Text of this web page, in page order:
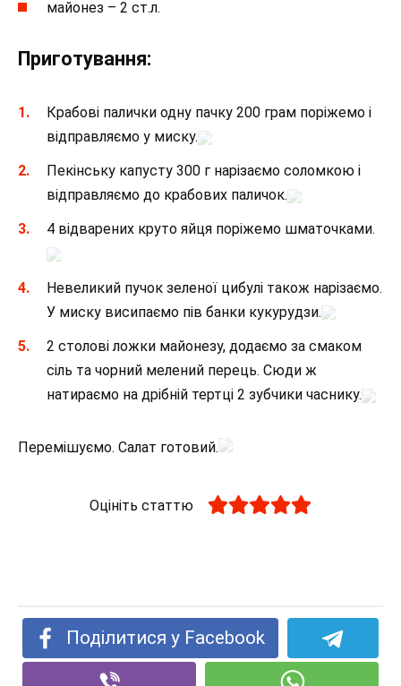
майонез – 2 ст.л.
Приготування:
Крабові палички одну пачку 200 грам поріжемо і
відправляємо у миску.
Пекінську капусту 300 г нарізаємо соломкою і
відправляємо до крабових паличок.
4 відварених круто яйця поріжемо шматочками.
Невеликий пучок зеленої цибулі також нарізаємо.
У миску висипаємо пів банки кукурудзи.
2 столові ложки майонезу, додаємо за смаком
сіль та чорний мелений перець. Сюди ж
натираємо на дрібній тертці 2 зубчики часнику.
Перемішуємо. Салат готовий.
Оцініть статтю
Поділитися у Facebook